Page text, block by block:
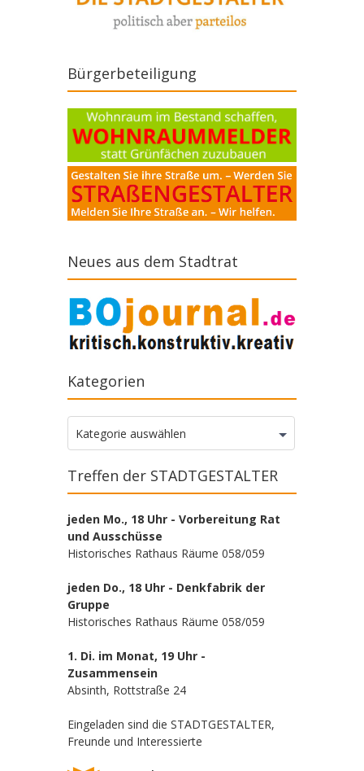
Bürgerbeteiligung
Neues aus dem Stadtrat
Kategorien
Kategorien
Kategorie auswählen
Treffen der STADTGESTALTER
jeden Mo., 18 Uhr - Vorbereitung Rat
und Ausschüsse
Historisches Rathaus Räume 058/059
jeden Do., 18 Uhr - Denkfabrik der
Gruppe
Historisches Rathaus Räume 058/059
1. Di. im Monat, 19 Uhr -
Zusammensein
Absinth, Rottstraße 24
Eingeladen sind die STADTGESTALTER,
Freunde und Interessierte